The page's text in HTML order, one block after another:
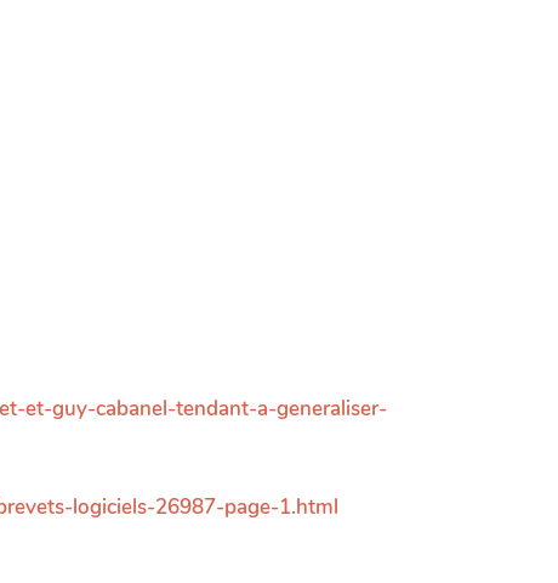
et-guy-cabanel-tendant-a-generaliser-
logiciels-26987-page-1.html